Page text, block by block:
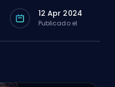
12 Apr 2024
Publicado el